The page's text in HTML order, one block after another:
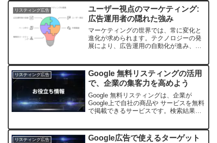
す。この記事では、CPAの基本から計算
方法、業界標準、効率的...
リスティング広告
ユーザー視点のマーケティング:
広告運用者の隠れた強み
マーケティングの世界では、常に変化と
進化が求められます。テクノロジーの発
展により、広告運用の自動化が進み、AI
ます。そんな中、私たち事業会社のマー
ケターが当たり前のよう...
リスティング広告
Google 無料リスティングの活用
で、企業の集客力を高めよう
Google 無料リスティングは、企業が
Google上で自社の商品や サービスを無料
で掲載できるサービスです。検索結果や
フォームで自社の情報を表示さ...
リスティング広告
Google広告で使えるターゲット